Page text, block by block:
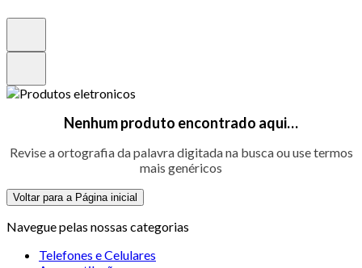
Nenhum produto encontrado aqui…
Revise a ortografia da palavra digitada na busca ou use termos
mais genéricos
Voltar para a Página inicial
Navegue pelas nossas categorias
Telefones e Celulares